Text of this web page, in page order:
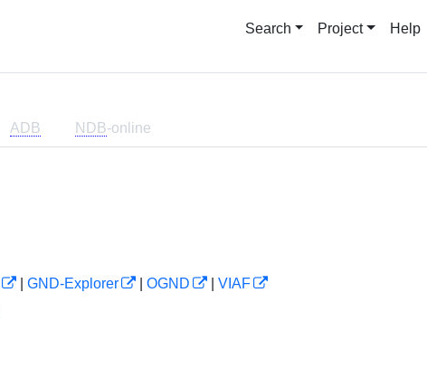
Search Project Help
ADB NDB-online
GND-Explorer OGND
VIAF